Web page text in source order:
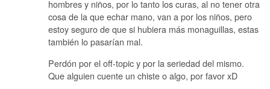
hombres y niños, por lo tanto los curas, al no tener otra
cosa de la que echar mano, van a por los niños, pero
estoy seguro de que si hubiera más monaguillas, estas
también lo pasarían mal.
Perdón por el off-topic y por la seriedad del mismo.
Que alguien cuente un chiste o algo, por favor xD